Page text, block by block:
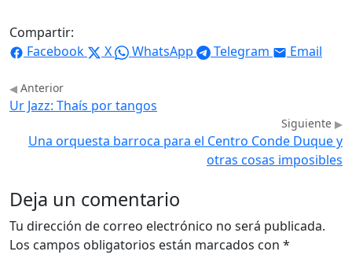
Compartir:
Facebook
X WhatsApp Telegram Email
Anterior
Ur Jazz: Thaís por tangos
Siguiente
Una orquesta barroca para el Centro Conde Duque y
otras cosas imposibles
Deja un comentario
Tu dirección de correo electrónico no será publicada.
Los campos obligatorios están marcados con *